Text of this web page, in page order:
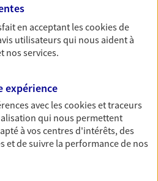
gestion de votre
patrimoine avec nos solutions
bilan social et
de votre situation
en cohérence avec vos
personnelle afin de consolider
en acceptant lescookiesde
utilisateurs qui nous aident à
nos services.
expérience
avec lescookies et traceurs
qui nous permettent
à vos centres d'intérêts, des
et de suivre la performance de nos